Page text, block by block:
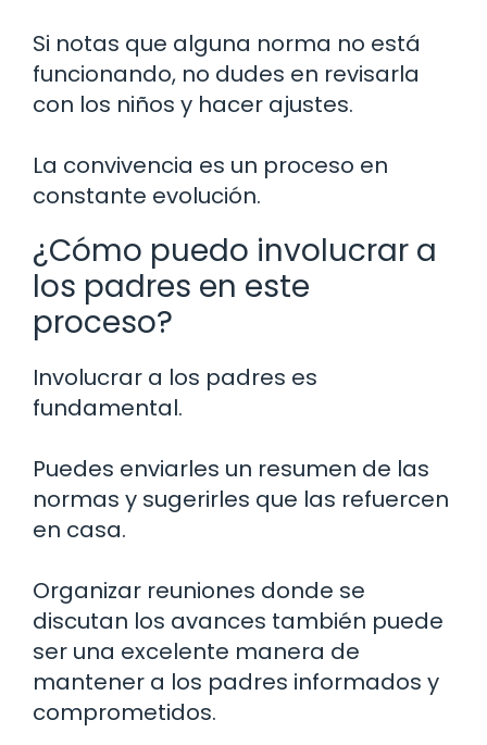
Si notas que alguna norma no está
funcionando, no dudes en revisarla
con los niños y hacer ajustes.
La convivencia es un proceso en
constante evolución.
¿Cómo puedo involucrar a
los padres en este
proceso?
Involucrar a los padres es
fundamental.
Puedes enviarles un resumen de las
normas y sugerirles que las refuercen
en casa.
Organizar reuniones donde se
discutan los avances también puede
ser una excelente manera de
mantener a los padres informados y
comprometidos.